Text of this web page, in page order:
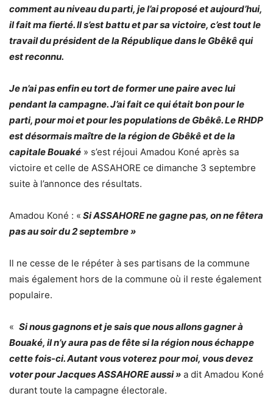
comment au niveau du parti, je l’ai proposé et aujourd’hui,
il fait ma fierté. Il s’est battu et par sa victoire, c’est tout le
travail du président de la République dans le Gbêkê qui
est reconnu.
Je n’ai pas enfin eu tort de former une paire avec lui
pendant la campagne. J’ai fait ce qui était bon pour le
parti, pour moi et pour les populations de Gbêkê. Le RHDP
est désormais maître de la région de Gbêkê et de la
capitale Bouaké » s’est réjoui Amadou Koné après sa
victoire et celle de ASSAHORE ce dimanche 3 septembre
suite à l’annonce des résultats.
Amadou Koné : « Si ASSAHORE ne gagne pas, on ne fêtera
pas au soir du 2 septembre »
Il ne cesse de le répéter à ses partisans de la commune
mais également hors de la commune où il reste également
populaire.
« Si nous gagnons et je sais que nous allons gagner à
Bouaké, il n’y aura pas de fête si la région nous échappe
cette fois-ci. Autant vous voterez pour moi, vous devez
voter pour Jacques ASSAHORE aussi » a dit Amadou Koné
durant toute la campagne électorale.